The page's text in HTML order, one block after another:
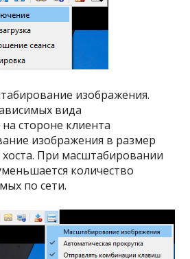
изображения.
вида
стороне клиента
изображения в размер
При масштабировании
количество
по сети.